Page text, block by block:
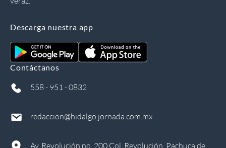
Descarga nuestra app
Contáctanos
558 - 951 - 0832
redaccion@hidalgo.jornada.com.mx
Av. Revolución no. 200 Col. Revolución, Pachuca de